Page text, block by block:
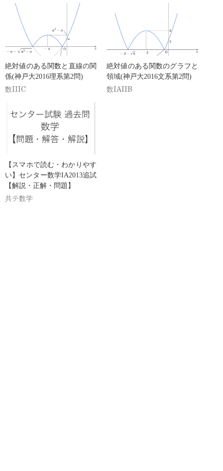
絶対値のある関数と直線の関
係(神戸大2016理系第2問)
数IIIC
絶対値のある関数のグラフと
領域(神戸大2016文系第2問)
数IAIIB
【スマホで読む・わかりやす
い】センター数学IA2013追試
【解説・正解・問題】
共テ数学